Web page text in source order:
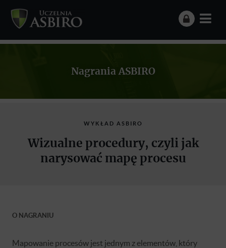
Nagrania ASBIRO
WYKŁAD ASBIRO
Wizualne procedury, czyli jak
narysować mapę procesu
O NAGRANIU
Mapowanie procesów jest jednym z elementów, który